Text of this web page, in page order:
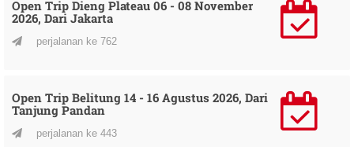
Open Trip Dieng Plateau 06 - 08 November
2026, Dari Jakarta
perjalanan ke 762
Open Trip Belitung 14 - 16 Agustus 2026, Dari
Tanjung Pandan
perjalanan ke 443